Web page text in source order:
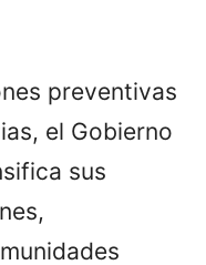
preventivas
el Gobierno
sus